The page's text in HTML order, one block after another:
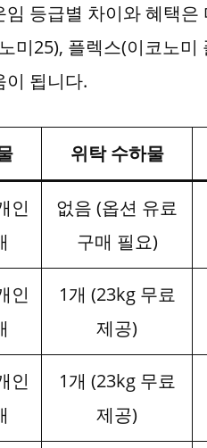
등급별 차이와 혜택
미25), 플렉스(이코노
이 됩니다.
위탁 수하물
인
없음 (옵션 유료
구매 필요)
인
1개 (23kg 무료
제공)
인
1개 (23kg 무료
제공)